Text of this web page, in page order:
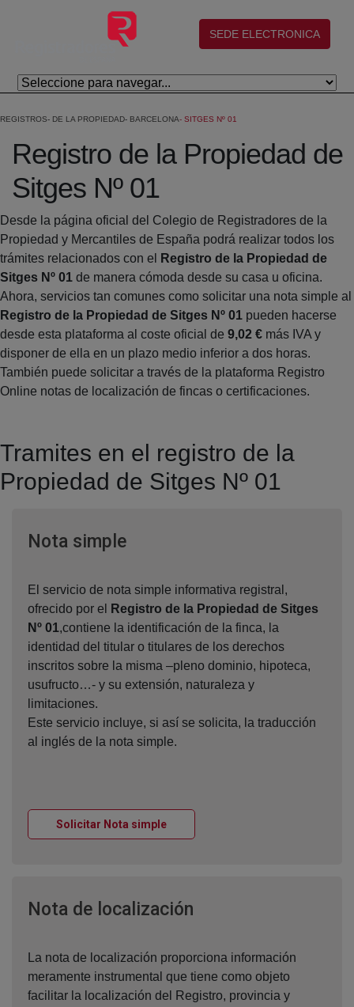
Saltar al contenido principal
(abre en nueva ventana)
SEDE ELECTRONICA
REGISTROS DE LA PROPIEDAD BARCELONA SITGES Nº 01
Registro de la Propiedad de
Sitges Nº 01
Desde la página oficial del Colegio de Registradores de la
Propiedad y Mercantiles de España podrá realizar todos los
trámites relacionados con el
Registro de la Propiedad de
Sitges Nº 01 de manera cómoda desde su casa u oficina.
Ahora, servicios tan comunes como solicitar una nota simple al
Registro de la Propiedad de Sitges Nº 01 pueden hacerse
desde esta plataforma al coste oficial de 9,02 € más IVA y
disponer de ella en un plazo medio inferior a dos horas.
También puede solicitar a través de la plataforma Registro
Online notas de localización de fincas o certificaciones.
Tramites en el registro de la
Propiedad de Sitges Nº 01
Nota simpleVentana nueva
El servicio de nota simple informativa registral,
ofrecido por el
Registro de la Propiedad de Sitges
Nº 01,contiene la identificación de la finca, la
identidad del titular o titulares de los derechos
inscritos sobre la misma –pleno dominio, hipoteca,
usufructo…- y su extensión, naturaleza y
limitaciones.
Este servicio incluye, si así se solicita, la traducción
al inglés de la nota simple.
Solicitar Nota simpleVentana nueva
Nota de localización
La nota de localización proporciona información
meramente instrumental que tiene como objeto
facilitar la localización del Registro, provincia y